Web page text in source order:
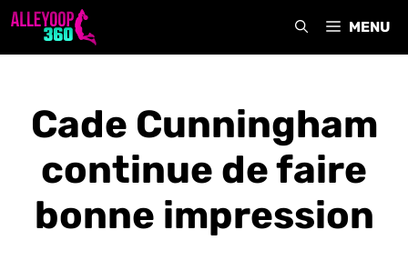
Aller
MENU
Cade Cunningham
continue de faire
bonne impression